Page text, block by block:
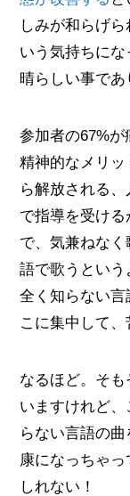
しみが和らげ
いう気持ちに
晴らしい事であ
参加者の67%が
精神的なメリ
ら解放される
で指導を受け
で、気兼ねな
語で歌うという
全く知らない
こに集中して、
なるほど。そ
いますけれど
らない言語の
康になっちゃ
しれない！